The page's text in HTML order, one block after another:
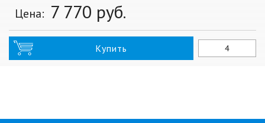
Цена: 7 770 руб.
Купить